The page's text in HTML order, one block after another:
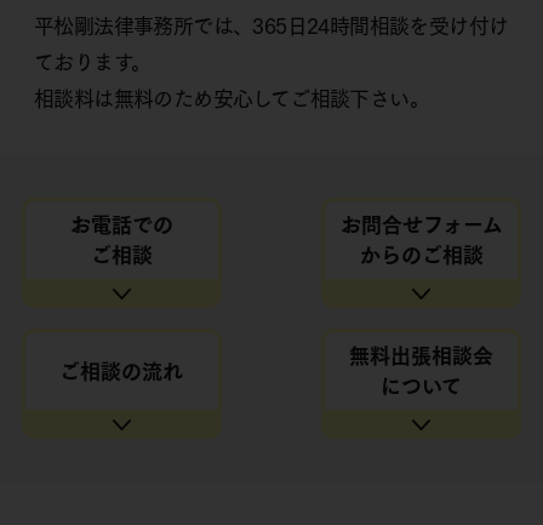
平松剛法律事務所では、365日24時間相談を受け付け
ております。
相談料は無料のため安心してご相談下さい。
お電話での
ご相談
お問合せ フォーム
からのご相談
ご相談の流れ
無料出張相談会
について